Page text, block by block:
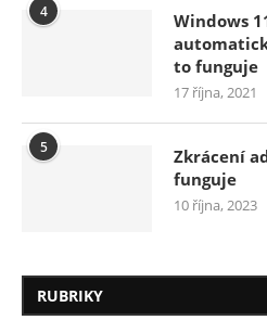
4
Windows
to funguje
17 října, 2021
5
Zkrácení
funguje
10 října, 2023
RUBRIKY